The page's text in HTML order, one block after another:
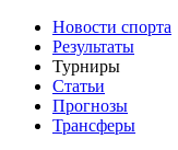
Новости спорта
Результаты
Турниры
Статьи
Прогнозы
Трансферы